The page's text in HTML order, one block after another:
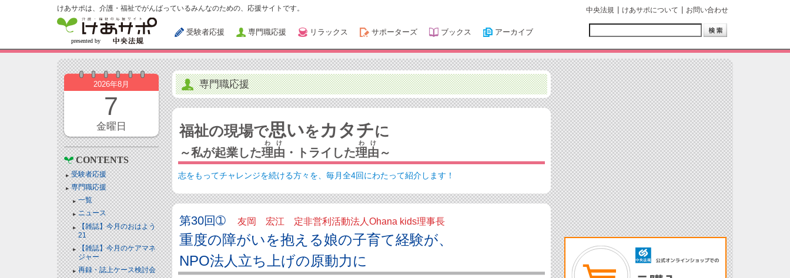
けあサポは、介護・福祉でがんばっているみんなのための、応援サイトです。
受験者応援 専門職応援 リラックス サポーターズ ブックス アーカイブ
中央法規 けあサポについて お問い合わせ
2026年8月
7
金曜日
CONTENTS
受験者応援
専門職応援
一覧
ニュース
【雑誌】今月のおはよう
21
【雑誌】今月のケアマネ
ジャー
再録・誌上ケース検討会
専門職応援
福祉の現場で思いを カタチに
～私が起業した理由
わけ
・トライした理由
わけ
～
志をもってチャレンジを続ける方々を、毎月全4回にわたって紹介します！
第30回➀ 友岡 宏江 定非営利活動法人Ohana kids理事長
重度の障がいを抱える娘の子育て経験が、
NPO法人立ち上げの原動力に